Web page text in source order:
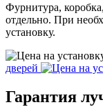
Фурнитура,
отдельно. При
установку.
дверей
Гарантия